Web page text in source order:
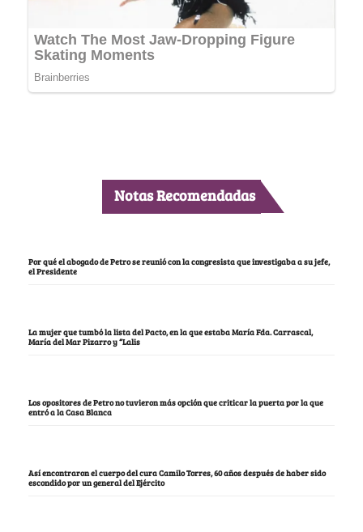
Notas Recomendadas
Por qué el abogado de Petro se reunió con la congresista que investigaba a su jefe,
el Presidente
La mujer que tumbó la lista del Pacto, en la que estaba María Fda. Carrascal,
María del Mar Pizarro y “Lalis
Los opositores de Petro no tuvieron más opción que criticar la puerta por la que
entró a la Casa Blanca
Así encontraron el cuerpo del cura Camilo Torres, 60 años después de haber sido
escondido por un general del Ejército